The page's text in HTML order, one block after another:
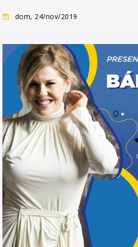
dom, 24/nov/2019